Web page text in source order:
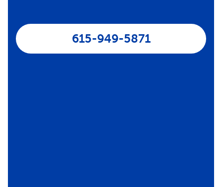
615-949-5871